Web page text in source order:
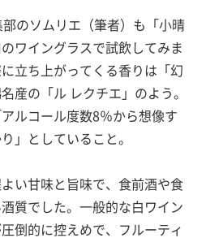
部のソムリエ（筆者）も「小晴
ワイングラスで試飲してみま
立ち上がってくる香りは「幻
産の「ル レクチエ」のよう。
ルコール度数8％から想像す
」としていること。
い甘味と旨味で、食前酒や食
質でした。一般的な白ワイン
倒的に控えめで、フルーティ